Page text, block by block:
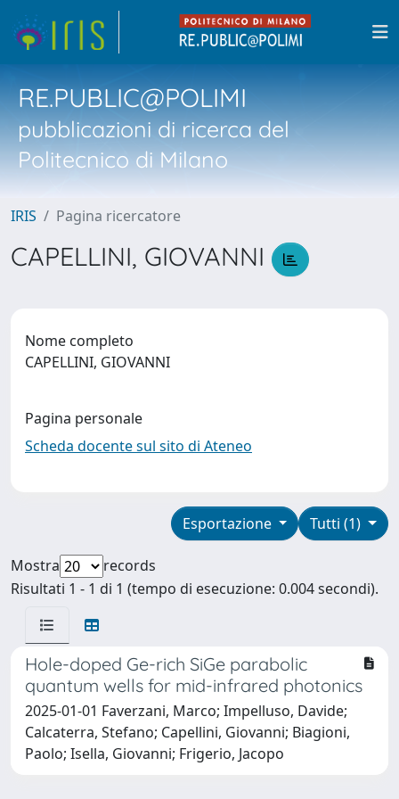
RE.PUBLIC@POLIMI
pubblicazioni di ricerca del
Politecnico di Milano
IRIS Pagina ricercatore
CAPELLINI, GIOVANNI
Nome completo
CAPELLINI, GIOVANNI
Pagina personale
Scheda docente sul sito di Ateneo
Tutti (1)
Esportazione
Mostra
records
Risultati 1 - 1 di 1 (tempo di esecuzione: 0.004 secondi).
Hole-doped Ge-rich SiGe parabolic
quantum wells for mid-infrared photonics
2025-01-01 Faverzani, Marco; Impelluso, Davide;
Calcaterra, Stefano; Capellini, Giovanni; Biagioni,
Paolo; Isella, Giovanni; Frigerio, Jacopo